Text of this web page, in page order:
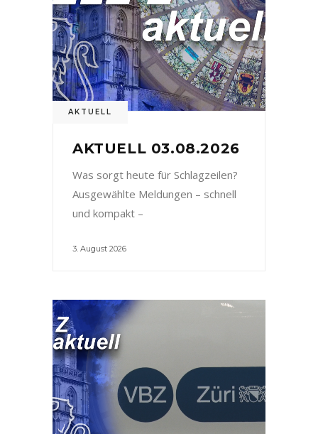
AKTUELL
AKTUELL 03.08.2026
Was sorgt heute für Schlagzeilen?
Ausgewählte Meldungen – schnell
und kompakt –
3. August 2026